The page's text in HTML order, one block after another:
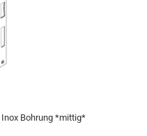
Boh­rung *mit­tig*